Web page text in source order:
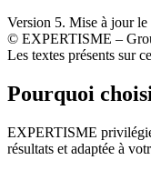
Version 5. Mise à jour
© EXPERTISME –
Les textes présents sur
Pourquoi
EXPERTISME
résultats et adaptée à